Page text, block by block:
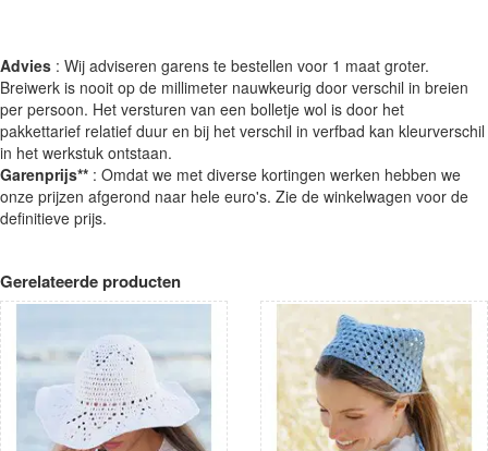
Advies : Wij adviseren garens te bestellen voor 1 maat groter.
Breiwerk is nooit op de millimeter nauwkeurig door verschil in breien
per persoon. Het versturen van een bolletje wol is door het
pakkettarief relatief duur en bij het verschil in verfbad kan kleurverschil
in het werkstuk ontstaan.
Garenprijs** : Omdat we met diverse kortingen werken hebben we
onze prijzen afgerond naar hele euro's. Zie de winkelwagen voor de
definitieve prijs.
Gerelateerde producten